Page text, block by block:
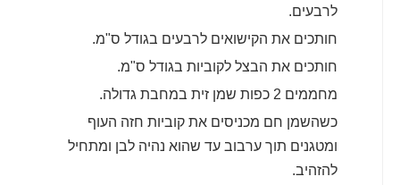
לרבעים.
חותכים את הקישואים לרבעים בגודל ס"מ.
חותכים את הבצל לקוביות בגודל ס"מ.
מחממים 2 כפות שמן זית במחבת גדולה.
כשהשמן חם מכניסים את קוביות חזה העוף
ומטגנים תוך ערבוב עד שהוא נהיה לבן ומתחיל
להזהיב.